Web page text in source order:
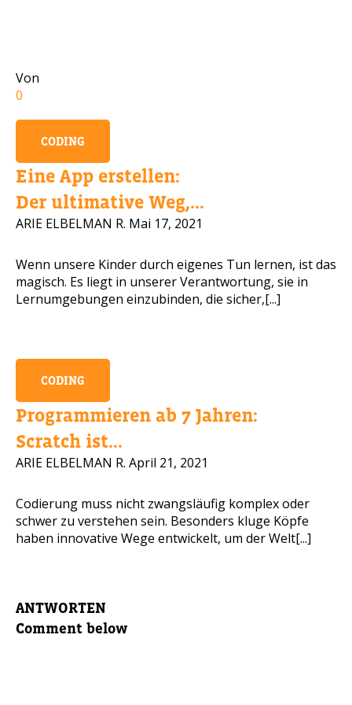
Von
0
CODING
Eine App erstellen:
Der ultimative Weg,...
ARIE ELBELMAN R. Mai 17, 2021
Wenn unsere Kinder durch eigenes Tun lernen, ist das
magisch. Es liegt in unserer Verantwortung, sie in
Lernumgebungen einzubinden, die sicher,[...]
CODING
Programmieren ab 7 Jahren:
Scratch ist...
ARIE ELBELMAN R. April 21, 2021
Codierung muss nicht zwangsläufig komplex oder
schwer zu verstehen sein. Besonders kluge Köpfe
haben innovative Wege entwickelt, um der Welt[...]
ANTWORTEN
Comment below